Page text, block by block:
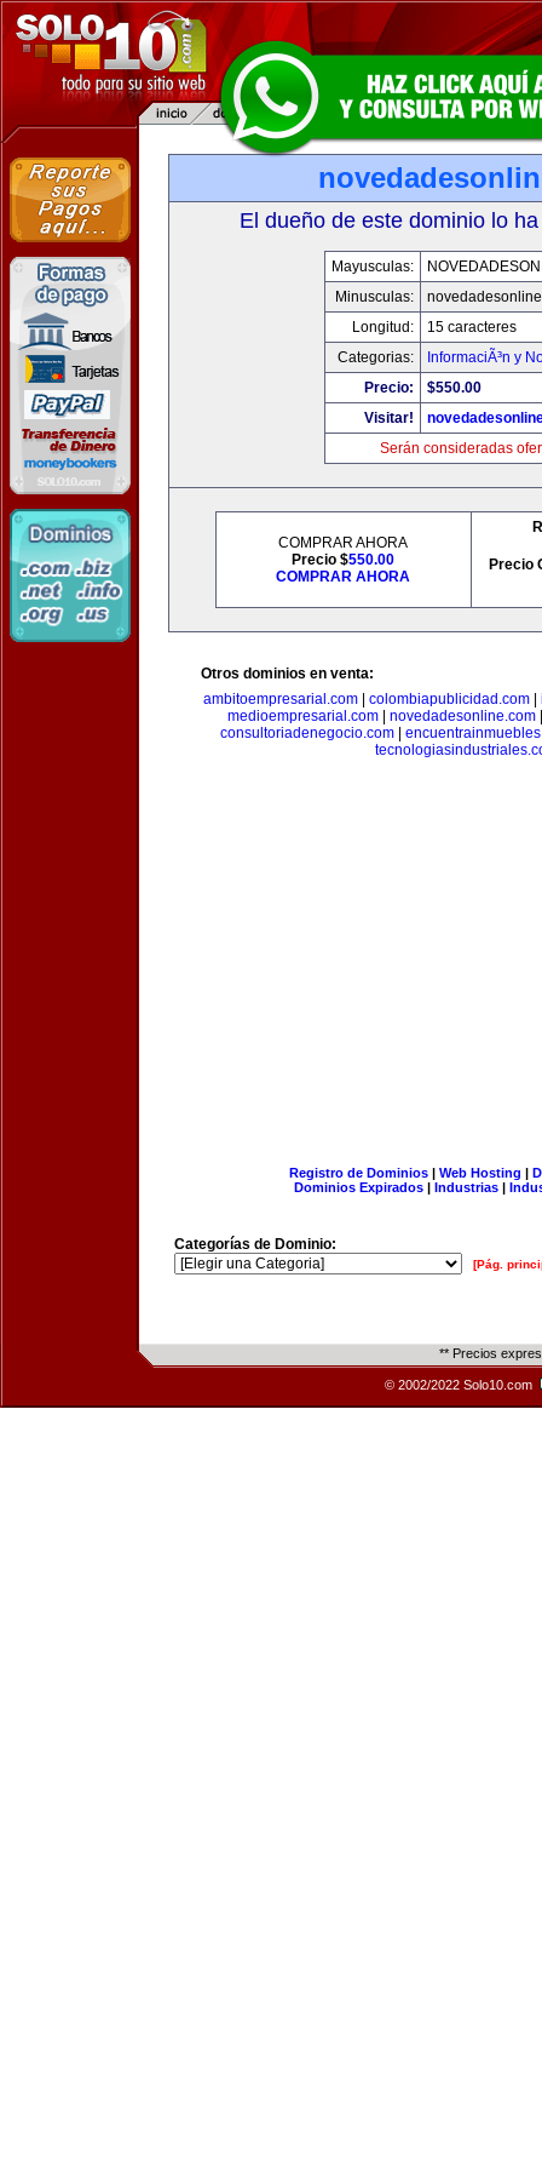
El dueño de este dominio lo
Mayusculas:
Minusculas:
Longitud:
15 caracteres
Categorias:
InformaciÃ³n y
Precio:
$550.00
Visitar!
Serán consideradas
COMPRAR AHORA
Precio $550.00
COMPRAR AHORA
Precio
Otros dominios en venta:
ambitoempresarial.com| colombiapublicidad.com|
medioempresarial.com| novedadesonline.com
consultoriadenegocio.com|
Registro de Dominios| Web Hosting |
Dominios Expirados | Industrias |
Categorías de Dominio:
[Pág.
** Precios
© 2002/2022 Solo10.com